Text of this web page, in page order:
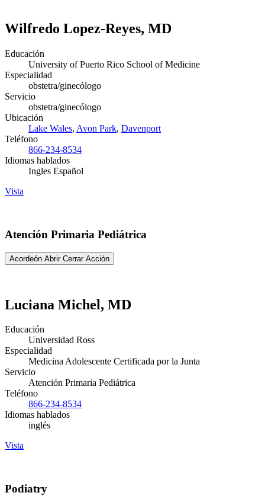
Wilfredo Lopez-Reyes, MD
Educación
University of Puerto Rico School of Medicine
Especialidad
obstetra/ginecólogo
Servicio
obstetra/ginecólogo
Ubicación
Lake Wales, Avon Park, Davenport
Teléfono
866-234-8534
Idiomas hablados
Ingles Español
Vista
Atención Primaria Pediátrica
Acordeón Abrir Cerrar Acción
Luciana Michel, MD
Educación
Universidad Ross
Especialidad
Medicina Adolescente Certificada por la Junta
Servicio
Atención Primaria Pediátrica
Teléfono
866-234-8534
Idiomas hablados
inglés
Vista
Podiatry